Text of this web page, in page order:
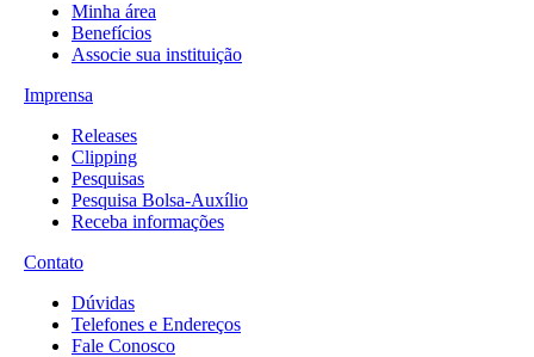
Minha área
Benefícios
Associe sua instituição
Imprensa
Releases
Clipping
Pesquisas
Pesquisa Bolsa-Auxílio
Receba informações
Contato
Dúvidas
Telefones e Endereços
Fale Conosco